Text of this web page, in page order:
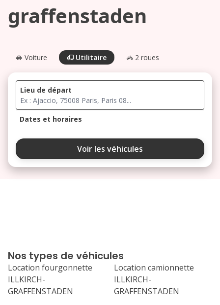
graffenstaden
Voiture Utilitaire 2 roues
Lieu de départ
Dates et horaires
août 2026
ma me
24 25 26
31
Voir les véhicules
Nos types de véhicules
Location fourgonnette
ILLKIRCH-
GRAFFENSTADEN
Location camionnette
ILLKIRCH-
GRAFFENSTADEN
proximité